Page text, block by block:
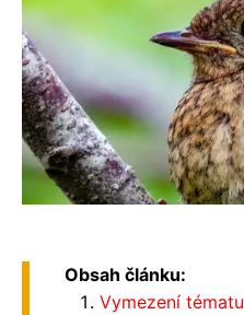
Obsah článku:
Vymezení tématu